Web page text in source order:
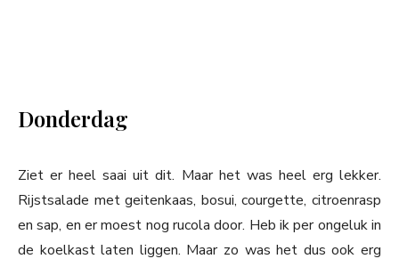
Donderdag
Ziet er heel saai uit dit. Maar het was heel erg lekker.
Rijstsalade met geitenkaas, bosui, courgette, citroenrasp
en sap, en er moest nog rucola door. Heb ik per ongeluk in
de koelkast laten liggen. Maar zo was het dus ook erg